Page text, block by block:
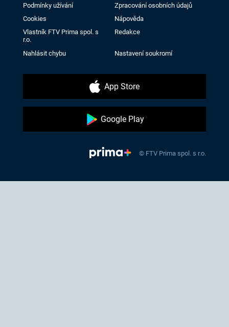
Podmínky užívání
Zpracování osobních údajů
Cookies
Nápověda
Vlastník FTV Prima spol. s
r.o.
Redakce
Nahlásit chybu Nastavení soukromí
App Store
Google Play
© FTV Prima spol. s r.o.